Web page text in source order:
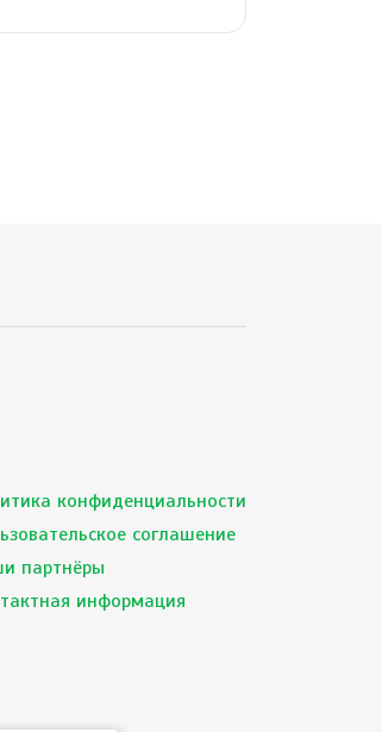
конфиденциальности
соглашение
партнёры
информация